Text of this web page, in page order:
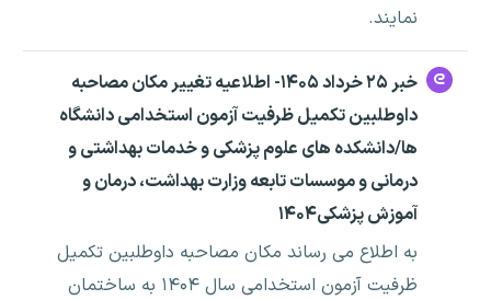
نمایند.
خبر ۲۵ خرداد ۱۴۰۵- اطلاعیه تغییر مکان مصاحبه
داوطلبین تکمیل ظرفیت آزمون استخدامی دانشگاه
ها/دانشکده های علوم پزشکی و خدمات بهداشتی و
درمانی و موسسات تابعه وزارت بهداشت، درمان و
آموزش پزشکی۱۴۰۴
به اطلاع می رساند مکان مصاحبه داوطلبین تکمیل
ظرفیت آزمون استخدامی سال ۱۴۰۴ به ساختمان